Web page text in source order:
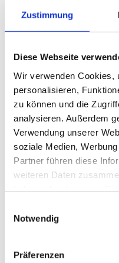
Zustimmung
Diese Webseite
Wir verwenden Cookies,
personalisieren,
zu können und die
analysieren. Außerdem
Verwendung unserer
soziale Medien,
Partner führen diese
weiteren Daten
Notwendig
Präferenzen
Die KRAHNEN GmbH
und modernste Technik.
gerecht zu werden
der Gründung
gute, zuverlässige, solide
Service zu gewährleisten.